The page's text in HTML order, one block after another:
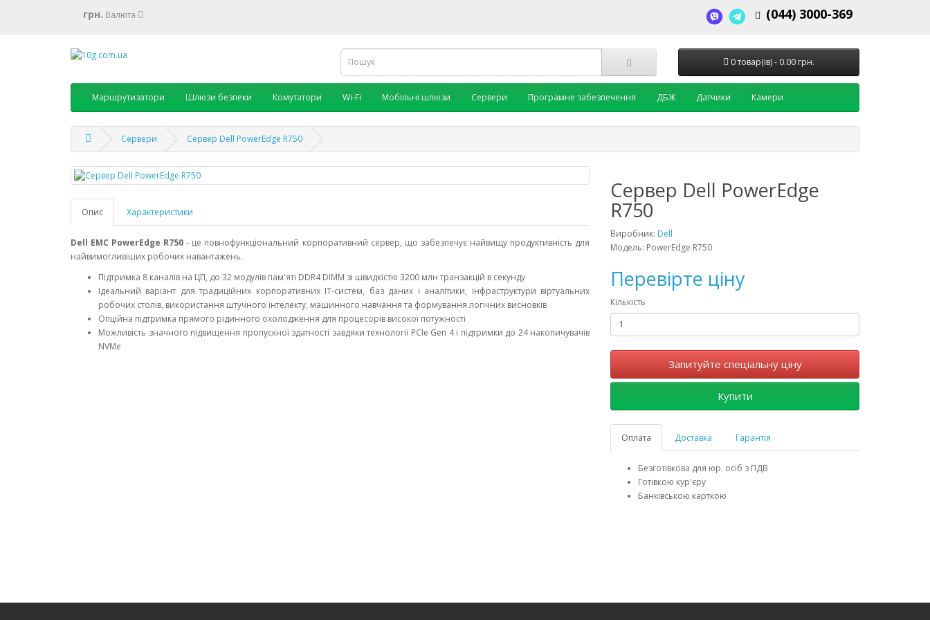
грн. Валюта (044) 3000-369
0 товар(ів) - 0.00 грн.
Маршрутизатори Шлюзи безпеки Комутатори Wi-Fi Мобільні шлюзи Сервери Програмне забезпечення ДБЖ Датчики Камери
Сервери Cервер Dell PowerEdge R750
Опис Характеристики
Dell EMC PowerEdge R750 - це повнофункціональний корпоративний сервер, що забезпечує найвищу продуктивність для
найвимогливіших робочих навантажень.
Підтримка 8 каналів на ЦП, до 32 модулів пам'яті DDR4 DIMM зі швидкістю 3200 млн транзакцій в секунду
Ідеальний варіант для традиційних корпоративних ІТ-систем, баз даних і аналітики, інфраструктури віртуальних
робочих столів, використання штучного інтелекту, машинного навчання та формування логічних висновків
Опційна підтримка прямого рідинного охолодження для процесорів високої потужності
Можливість значного підвищення пропускної здатності завдяки технології PCIe Gen 4 і підтримки до 24 накопичувачів
NVMe
Cервер Dell PowerEdge
R750
Виробник: Dell
Модель: PowerEdge R750
Перевірте ціну
Кількість
Запитуйте спеціальну ціну
Купити
Оплата Доставка Гарантія
Безготівкова для юр. осіб з ПДВ
Готівкою кур'єру
Банківською карткою